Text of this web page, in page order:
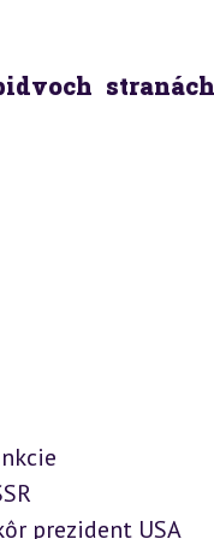
prezident USA